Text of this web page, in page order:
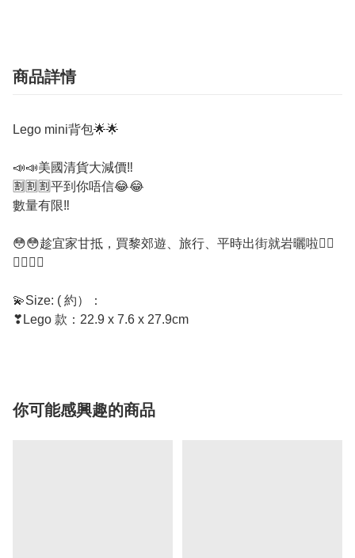
商品詳情
Lego mini背包🌟🌟
📣📣美國清貨大減價‼
🈹🈹🈹平到你唔信😂😂
數量有限‼
😳😳趁宜家甘抵，買黎郊遊、旅行、平時出街就岩曬啦👍🏻
👍🏻👍🏻
💫Size: ( 約）：
❣Lego 款：22.9 x 7.6 x 27.9cm
你可能感興趣的商品